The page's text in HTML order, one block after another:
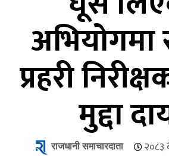
अभियोगमा
प्रहरी
मुद्दा
राजधानी समाचारदाता २०८३